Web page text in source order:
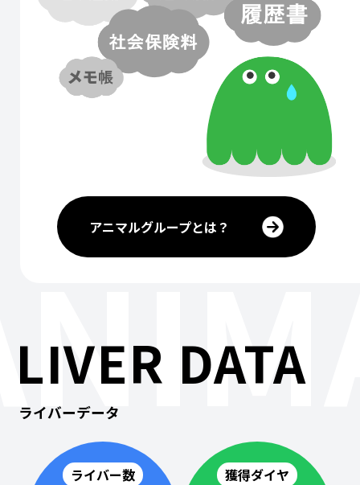
アニマルグループとは？
LIVER DATA
ライバーデータ
ライバー数 獲得ダイヤ